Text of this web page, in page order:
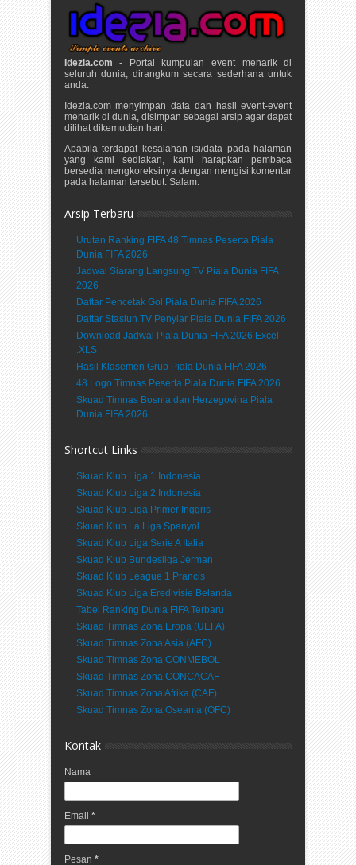
Idezia.com - Portal kumpulan event menarik di
seluruh dunia, dirangkum secara sederhana untuk
anda.
Idezia.com menyimpan data dan hasil event-event
menarik di dunia, disimpan sebagai arsip agar dapat
dilihat dikemudian hari.
Apabila terdapat kesalahan isi/data pada halaman
yang kami sediakan, kami harapkan pembaca
bersedia mengkoreksinya dengan mengisi komentar
pada halaman tersebut. Salam.
Arsip Terbaru
Urutan Ranking FIFA 48 Timnas Peserta Piala
Dunia FIFA 2026
Jadwal Siarang Langsung TV Piala Dunia FIFA
2026
Daftar Pencetak Gol Piala Dunia FIFA 2026
Daftar Stasiun TV Penyiar Piala Dunia FIFA 2026
Download Jadwal Piala Dunia FIFA 2026 Excel
.XLS
Hasil Klasemen Grup Piala Dunia FIFA 2026
48 Logo Timnas Peserta Piala Dunia FIFA 2026
Skuad Timnas Bosnia dan Herzegovina Piala
Dunia FIFA 2026
Shortcut Links
Skuad Klub Liga 1 Indonesia
Skuad Klub Liga 2 Indonesia
Skuad Klub Liga Primer Inggris
Skuad Klub La Liga Spanyol
Skuad Klub Liga Serie A Italia
Skuad Klub Bundesliga Jerman
Skuad Klub League 1 Prancis
Skuad Klub Liga Eredivisie Belanda
Tabel Ranking Dunia FIFA Terbaru
Skuad Timnas Zona Eropa (UEFA)
Skuad Timnas Zona Asia (AFC)
Skuad Timnas Zona CONMEBOL
Skuad Timnas Zona CONCACAF
Skuad Timnas Zona Afrika (CAF)
Skuad Timnas Zona Oseania (OFC)
Kontak
Nama
Email *
Pesan *